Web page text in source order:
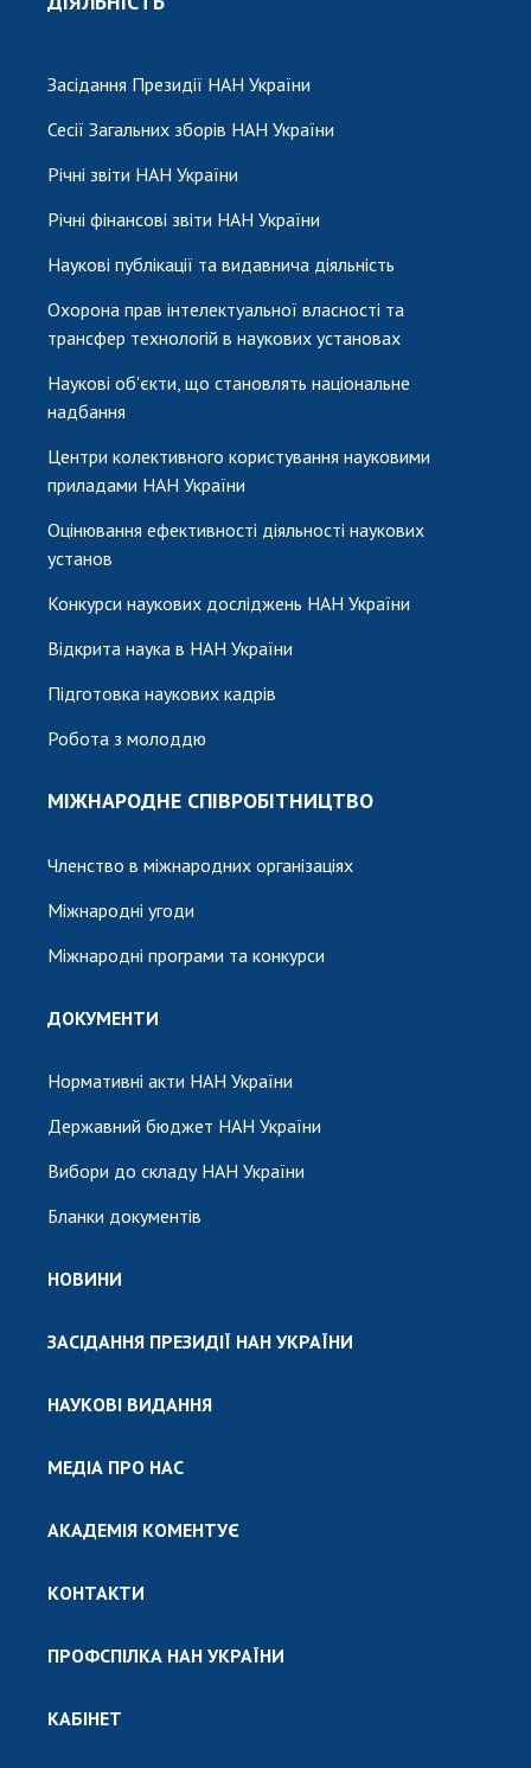
Засідання Президії НАН України
Сесії Загальних зборів НАН України
Річні звіти НАН України
Річні фінансові звіти НАН України
Наукові публікації та видавнича діяльність
Охорона прав інтелектуальної власності та
трансфер технологій в наукових установах
Наукові об'єкти, що становлять національне
надбання
Центри колективного користування науковими
приладами НАН України
Оцінювання ефективності діяльності наукових
установ
Конкурси наукових досліджень НАН України
Відкрита наука в НАН України
Підготовка наукових кадрів
Робота з молоддю
МІЖНАРОДНЕ СПІВРОБІТНИЦТВО
Членство в міжнародних організаціях
Міжнародні угоди
Міжнародні програми та конкурси
ДОКУМЕНТИ
Нормативні акти НАН України
Державний бюджет НАН України
Вибори до складу НАН України
Бланки документів
НОВИНИ
ЗАСІДАННЯ ПРЕЗИДІЇ НАН УКРАЇНИ
НАУКОВІ ВИДАННЯ
МЕДІА ПРО НАС
АКАДЕМІЯ КОМЕНТУЄ
КОНТАКТИ
ПРОФСПІЛКА НАН УКРАЇНИ
КАБІНЕТ